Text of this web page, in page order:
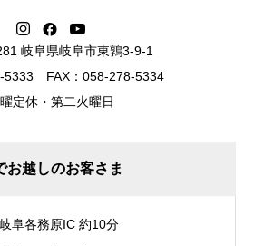
岐阜県岐阜市東鶉3-9-1
5333 FAX：058-278-5334
定休・第二火曜日
お越しのお客さま
阜各務原IC 約10分